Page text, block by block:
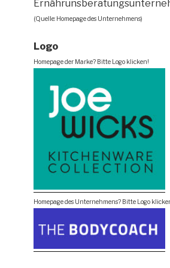
(Quelle: Homepage des Unternehmens)
Logo
Homepage der Marke? Bitte Logo klicken!
Homepage des Unternehmens? Bitte Logo